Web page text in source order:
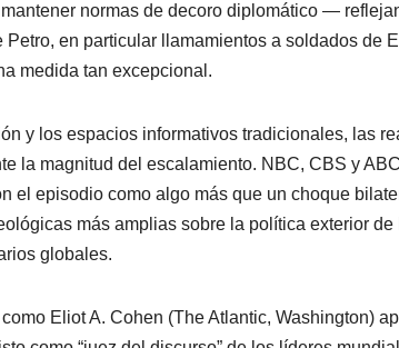
normas de decoro diplomático —
en particular llamamientos a soldados de
medida tan excepcional.
y los espacios informativos tradicionales, las
la magnitud del escalamiento. NBC, CBS y
el episodio como algo más que un choque
más amplias sobre la política exterior
globales.
Eliot A. Cohen (The Atlantic, Washington)